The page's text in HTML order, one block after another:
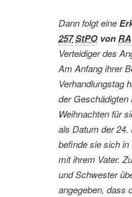
Dann folgt eine
257StPO vonRA
Verteidiger des
Am Anfang ihrer
Verhandlungstag
der Geschädigten
Weihnachten für
als Datum der
befinde sie sich
mit ihrem Vater.
und Schwester
angegeben, dass